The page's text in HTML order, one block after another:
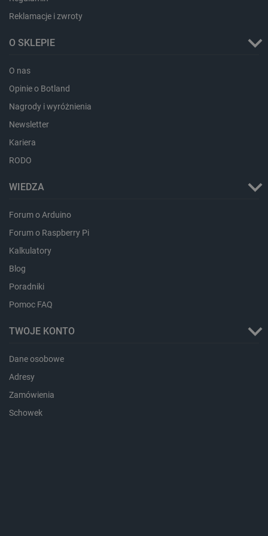
Reklamacje i zwroty
O SKLEPIE
O nas
Opinie o Botland
Nagrody i wyróżnienia
Newsletter
Kariera
RODO
WIEDZA
Forum o Arduino
Forum o Raspberry Pi
Kalkulatory
Blog
Poradniki
Pomoc FAQ
TWOJE KONTO
Dane osobowe
Adresy
Zamówienia
Schowek
isListDisplay
_lb_ccc